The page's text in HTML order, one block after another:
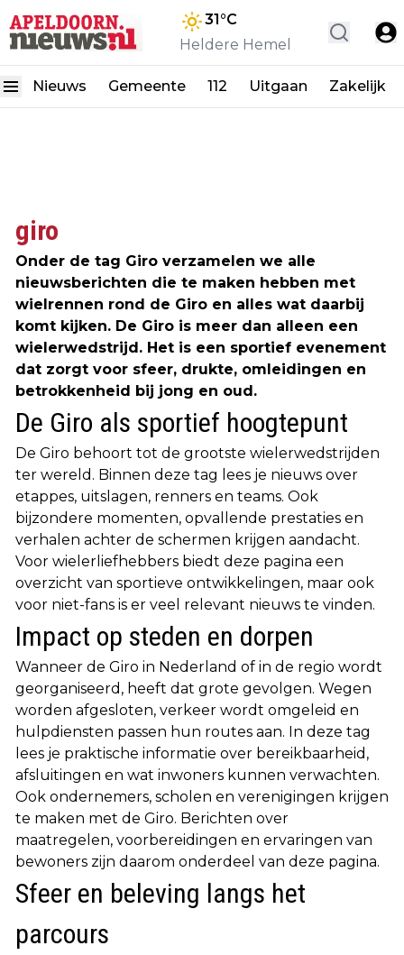
31°C
Heldere Hemel
Nieuws Gemeente 112 Uitgaan Zakelijk
giro
Onder de tag Giro verzamelen we alle
nieuwsberichten die te maken hebben met
wielrennen rond de Giro en alles wat daarbij
komt kijken. De Giro is meer dan alleen een
wielerwedstrijd. Het is een sportief evenement
dat zorgt voor sfeer, drukte, omleidingen en
betrokkenheid bij jong en oud.
De Giro als sportief hoogtepunt
De Giro behoort tot de grootste wielerwedstrijden
ter wereld. Binnen deze tag lees je nieuws over
etappes, uitslagen, renners en teams. Ook
bijzondere momenten, opvallende prestaties en
verhalen achter de schermen krijgen aandacht.
Voor wielerliefhebbers biedt deze pagina een
overzicht van sportieve ontwikkelingen, maar ook
voor niet-fans is er veel relevant nieuws te vinden.
Impact op steden en dorpen
Wanneer de Giro in Nederland of in de regio wordt
georganiseerd, heeft dat grote gevolgen. Wegen
worden afgesloten, verkeer wordt omgeleid en
hulpdiensten passen hun routes aan. In deze tag
lees je praktische informatie over bereikbaarheid,
afsluitingen en wat inwoners kunnen verwachten.
Ook ondernemers, scholen en verenigingen krijgen
te maken met de Giro. Berichten over
maatregelen, voorbereidingen en ervaringen van
bewoners zijn daarom onderdeel van deze pagina.
Sfeer en beleving langs het
parcours